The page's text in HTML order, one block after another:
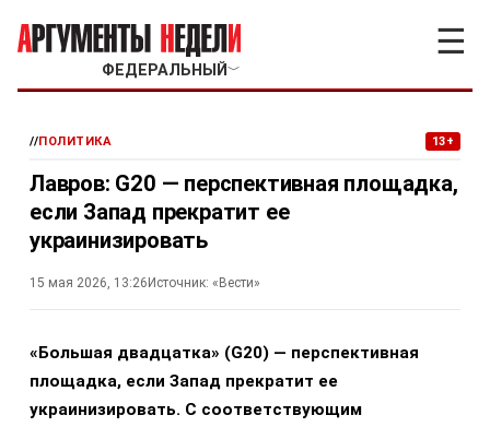
ФЕДЕРАЛЬНЫЙ ﹀
☰
//ПОЛИТИКА 13+
Лавров: G20 — перспективная площадка,
если Запад прекратит ее
украинизировать
15 мая 2026, 13:26 Источник: «Вести»
«Большая двадцатка» (G20) — перспективная
площадка, если Запад прекратит ее
украинизировать. С соответствующим